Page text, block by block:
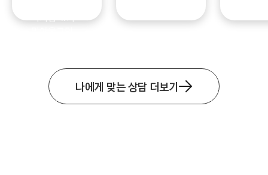
있는그대로
나에게 맞는 상담 더보기